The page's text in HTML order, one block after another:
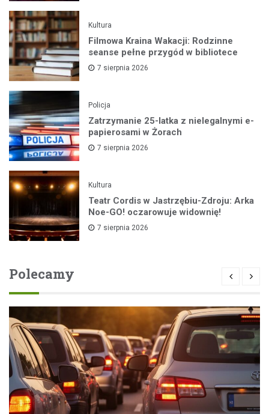
Kultura
Filmowa Kraina Wakacji: Rodzinne
seanse pełne przygód w bibliotece
7 sierpnia 2026
Policja
Zatrzymanie 25-latka z nielegalnymi e-
papierosami w Żorach
7 sierpnia 2026
Kultura
Teatr Cordis w Jastrzębiu-Zdroju: Arka
Noe-GO! oczarowuje widownię!
7 sierpnia 2026
Polecamy